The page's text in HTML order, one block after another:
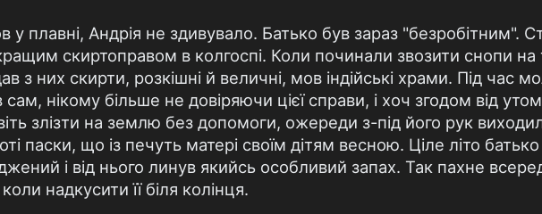
у плавнi, Андрiя не здивувало. Батько був зараз "безробiтним".
скиртоправом в колгоспi. Коли починали звозити снопи на
з них скирти, розкiшнi й величнi, мов iндiйськi храми. Пiд час
сам, нiкому бiльше не довiряючи цiєї справи, i хоч згодом вiд
злiзти на землю без допомоги, ожереди з-пiд його рук
паски, що iз печуть матерi своїм дiтям весною. Цiле лiто
i вiд нього линув якийсь особливий запах. Так пахне
надкусити її бiля колiнця.